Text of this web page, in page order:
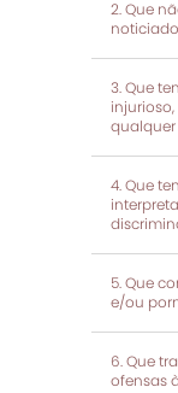
Que
Que
Que
Que
e/ou
Que
ofensas